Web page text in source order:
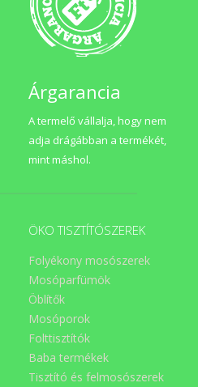
Árgarancia
A termelő vállalja, hogy nem
adja drágábban a termékét,
mint máshol.
ÖKO TISZTÍTÓSZEREK
Folyékony mosószerek
Mosóparfümök
Öblítők
Mosóporok
Folttisztítók
Baba termékek
Tisztító és felmosószerek